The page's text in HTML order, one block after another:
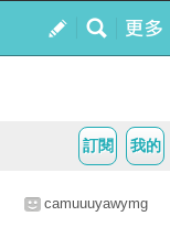
我的
訂閱
camuuuyawymg